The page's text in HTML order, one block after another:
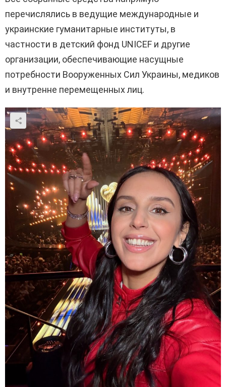
перечислялись в ведущие международные и
украинские гуманитарные институты, в
частности в детский фонд UNICEF и другие
организации, обеспечивающие насущные
потребности Вооруженных Сил Украины, медиков
и внутренне перемещенных лиц.